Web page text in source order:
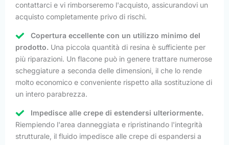
contattarci e vi rimborseremo l'acquisto, assicurandovi un
acquisto completamente privo di rischi.
Copertura eccellente con un utilizzo minimo del
prodotto. Una piccola quantità di resina è sufficiente per
più riparazioni. Un flacone può in genere trattare numerose
scheggiature a seconda delle dimensioni, il che lo rende
molto economico e conveniente rispetto alla sostituzione di
un intero parabrezza.
Impedisce alle crepe di estendersi ulteriormente.
Riempiendo l'area danneggiata e ripristinando l'integrità
strutturale, il fluido impedisce alle crepe di espandersi a